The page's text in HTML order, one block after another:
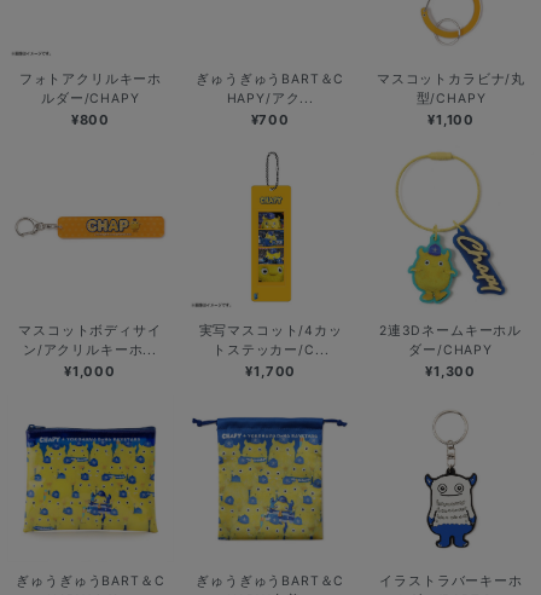
フォトアクリルキーホ
ルダー/CHAPY
¥800
ぎゅうぎゅうBART＆C
HAPY/アク...
¥700
マスコットカラビナ/丸
型/CHAPY
¥1,100
マスコットボディサイ
ン/アクリルキーホ...
¥1,000
実写マスコット/4カッ
トステッカー/C...
¥1,700
2連3Dネームキーホル
ダー/CHAPY
¥1,300
ぎゅうぎゅうBART＆C
ぎゅうぎゅうBART＆C
イラストラバーキーホ